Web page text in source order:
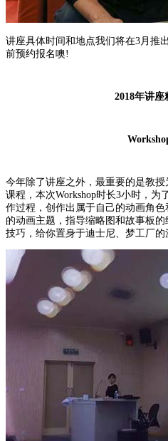
讲座具体时间和地点我们将在3月推
前预约报名噢!
2018年讲座
今年除了讲座之外，最重要的是教授
课程，本次Workshop时长3小时，为
作过程，创作出属于自己的动画角
的动画主题，指导缩略图和故事板
技巧，给你置身于迪士尼、梦工厂